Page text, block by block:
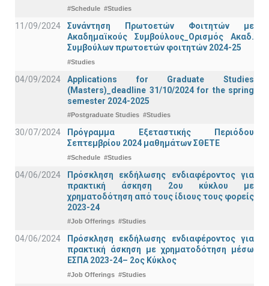
#Schedule #Studies
11/09/2024
Συνάντηση Πρωτοετών Φοιτητών με
Ακαδημαϊκούς Συμβούλους_Ορισμός Ακαδ.
Συμβούλων πρωτοετών φοιτητών 2024-25
#Studies
04/09/2024
Applications for Graduate Studies
(Masters)_deadline 31/10/2024 for the spring
semester 2024-2025
#Postgraduate Studies #Studies
30/07/2024
Πρόγραμμα Εξεταστικής Περιόδου
Σεπτεμβρίου 2024 μαθημάτων ΣΘΕΤΕ
#Schedule #Studies
04/06/2024
Πρόσκληση εκδήλωσης ενδιαφέροντος για
πρακτική άσκηση 2ου κύκλου με
χρηματοδότηση από τους ίδιους τους φορείς
2023-24
#Job Offerings #Studies
04/06/2024
Πρόσκληση εκδήλωσης ενδιαφέροντος για
πρακτική άσκηση με χρηματοδότηση μέσω
ΕΣΠΑ 2023-24– 2ος Κύκλος
#Job Offerings #Studies